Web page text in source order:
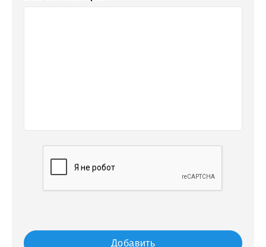
Добавить